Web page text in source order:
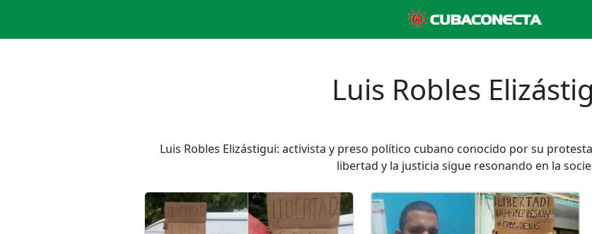
Luis Robles
Luis Robles Elizástigui: activista y preso político cubano conocido por su
libertad y la justicia sigue resonando en la